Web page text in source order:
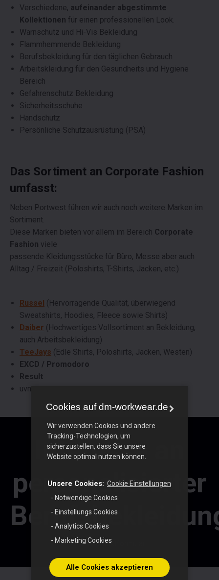
Verschiedene, aufeinander abgestimmte
Kollektionen für einen professionellen Look.
Warnschutz und Hi-Vis Bekleidung
Flammhemmende Bekleidung
Berufsbekleidung für den täglichen Gebrauch
Arbeitskleidung für den Gesundheits und Hygiene
Bereich
Gefahrenschutz Bekleidung
Sicherheitsschuhe
Handschutz
Persönliche Schutzausrüstung (PSA)
Das Sortiment an Corporate Fashion
umfasst:
Neben Portwest führen wir auch noch weitere Marken im
Sortiment.
Diese Marken bieten vor allem im Bereich Corporate
Fashion viele
passende Kleidungsstücke für Büro, Messe aber auch
Alltag / Freizeit (Poloshirts, T-Shirts, Jacken, etc.)
Russel (Hervorragende Qualität, überwiegend
Sweatshirts, Hoodies, Fleece sowie Shirts)
Daiber (Hochwertiges Vollsortiment an Bekleidung,
auch Arbeitsbekleidung)
TeeJays (Edle Shirts, Poloshirts, Jacken, Westen)
EXCD / Promodoro
Result
uvm.
Interesse an
personalisierter
Zum Kontaktformular
Cookies auf dm-workwear.de
Wir verwenden Cookies und andere
Tracking-Technologien, um
sicherzustellen, dass Sie unsere
Website optimal nutzen können.
Alle Cookies akzeptieren
Cookie Einstellungen
- Notwendige Cookies
Unsere Cookies:
- Einstellungs Cookies
- Analytics Cookies
- Marketing Cookies